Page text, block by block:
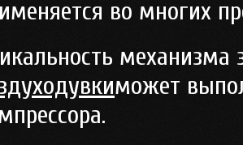
во многих
механизма
может